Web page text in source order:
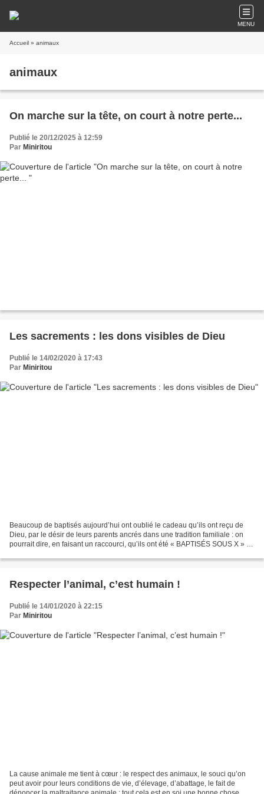
MENU
Accueil » animaux
animaux
On marche sur la tête, on court à notre perte...
Publié le 20/12/2025 à 12:59
Par Miniritou
Les sacrements : les dons visibles de Dieu
Publié le 14/02/2020 à 17:43
Par Miniritou
Beaucoup de baptisés aujourd’hui ont oublié le cadeau qu’ils ont reçu de
Dieu, par le désir de leurs parents ancrés dans une tradition familiale : on
pourrait dire, en faisant un raccourci, qu’ils ont été « BAPTISÉS SOUS X » :
Respecter l’animal, c’est humain !
Publié le 14/01/2020 à 22:15
Par Miniritou
La cause animale me tient à cœur : le respect des animaux, le souci qu’on
peut avoir pour leurs conditions de vie, d’élevage, d’abattage, le fait de